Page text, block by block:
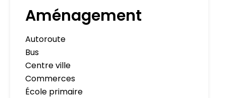
Aménagement
Autoroute
Bus
Centre ville
Commerces
École primaire